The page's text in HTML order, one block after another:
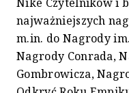
najważniejszych
m.in. do Nagrody
Nagrody Conrada,
Gombrowicza,